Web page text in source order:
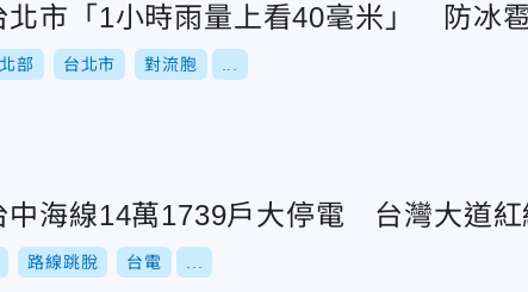
北市「1小時雨量上看40毫米」 防冰
北部 台北市 對流胞
中海線14萬1739戶大停電 台灣大道紅
路線跳脫 台電